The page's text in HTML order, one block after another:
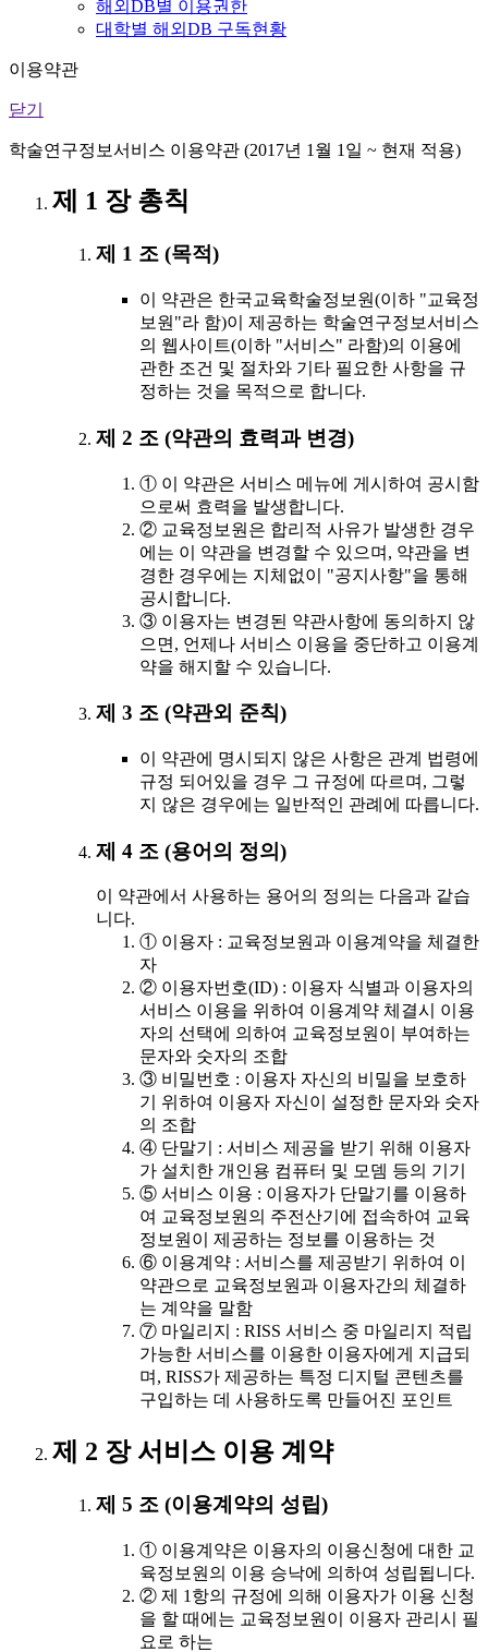
해외DB별 이용권한
대학별 해외DB 구독현황
이용약관
닫기
학술연구정보서비스 이용약관 (2017년 1월 1일 ~ 현재 적용)
제 1 장 총칙
제 1 조 (목적)
이 약관은 한국교육학술정보원(이하 "교육정
보원"라 함)이 제공하는 학술연구정보서비스
의 웹사이트(이하 "서비스" 라함)의 이용에
관한 조건 및 절차와 기타 필요한 사항을 규
정하는 것을 목적으로 합니다.
제 2 조 (약관의 효력과 변경)
① 이 약관은 서비스 메뉴에 게시하여 공시함
으로써 효력을 발생합니다.
② 교육정보원은 합리적 사유가 발생한 경우
에는 이 약관을 변경할 수 있으며, 약관을 변
경한 경우에는 지체없이 "공지사항"을 통해
공시합니다.
③ 이용자는 변경된 약관사항에 동의하지 않
으면, 언제나 서비스 이용을 중단하고 이용계
약을 해지할 수 있습니다.
제 3 조 (약관외 준칙)
이 약관에 명시되지 않은 사항은 관계 법령에
규정 되어있을 경우 그 규정에 따르며, 그렇
지 않은 경우에는 일반적인 관례에 따릅니다.
제 4 조 (용어의 정의)
이 약관에서 사용하는 용어의 정의는 다음과 같습
니다.
① 이용자 : 교육정보원과 이용계약을 체결한
자
② 이용자번호(ID) : 이용자 식별과 이용자의
서비스 이용을 위하여 이용계약 체결시 이용
자의 선택에 의하여 교육정보원이 부여하는
문자와 숫자의 조합
③ 비밀번호 : 이용자 자신의 비밀을 보호하
기 위하여 이용자 자신이 설정한 문자와 숫자
의 조합
④ 단말기 : 서비스 제공을 받기 위해 이용자
가 설치한 개인용 컴퓨터 및 모뎀 등의 기기
⑤ 서비스 이용 : 이용자가 단말기를 이용하
여 교육정보원의 주전산기에 접속하여 교육
정보원이 제공하는 정보를 이용하는 것
⑥ 이용계약 : 서비스를 제공받기 위하여 이
약관으로 교육정보원과 이용자간의 체결하
는 계약을 말함
⑦ 마일리지 : RISS 서비스 중 마일리지 적립
가능한 서비스를 이용한 이용자에게 지급되
며, RISS가 제공하는 특정 디지털 콘텐츠를
구입하는 데 사용하도록 만들어진 포인트
제 2 장 서비스 이용 계약
제 5 조 (이용계약의 성립)
① 이용계약은 이용자의 이용신청에 대한 교
육정보원의 이용 승낙에 의하여 성립됩니다.
② 제 1항의 규정에 의해 이용자가 이용 신청
을 할 때에는 교육정보원이 이용자 관리시 필
요로 하는